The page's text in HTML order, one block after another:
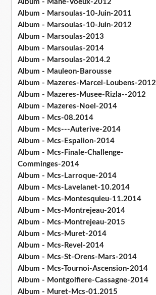
Album - Mane-Voeux-2012
Album - Marsoulas-10-Juin-2011
Album - Marsoulas-10-Juin-2012
Album - Marsoulas-2013
Album - Marsoulas-2014
Album - Marsoulas-2014.2
Album - Mauleon-Barousse
Album - Mazeres-Marcel-Loubens-2012
Album - Mazeres-Musee-Rizla--2012
Album - Mazeres-Noel-2014
Album - Mcs-08.2014
Album - Mcs---Auterive-2014
Album - Mcs-Espalion-2014
Album - Mcs-Finale-Challenge-
Comminges-2014
Album - Mcs-Larroque-2014
Album - Mcs-Lavelanet-10.2014
Album - Mcs-Montesquieu-11.2014
Album - Mcs-Montrejeau-2014
Album - Mcs-Montrejeau-2015
Album - Mcs-Muret-2014
Album - Mcs-Revel-2014
Album - Mcs-St-Orens-Mars-2014
Album - Mcs-Tournoi-Ascension-2014
Album - Montgolfiere-Cassagne-2014
Album - Muret-Mcs-01.2015